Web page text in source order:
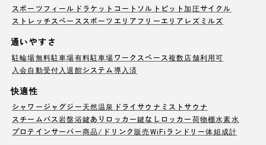
スポーツフィールド ラケットコート ソルトピット加圧サイクル
ストレッチスペース スポーツエリア フリーエリア レズミルズ
通いやすさ
駐輪場無料駐車場有料駐車場ワークスペース複数店舗利用可
入会自動受付 入退館システム導入済
快適性
シャワージャグジー天然温泉 ドライサウナ ミストサウナ
スチームバス岩盤浴鍵ありロッカー鍵なしロッカー荷物棚水素水
プロテインサーバー商品/ドリンク販売WiFi ランドリー体組成計